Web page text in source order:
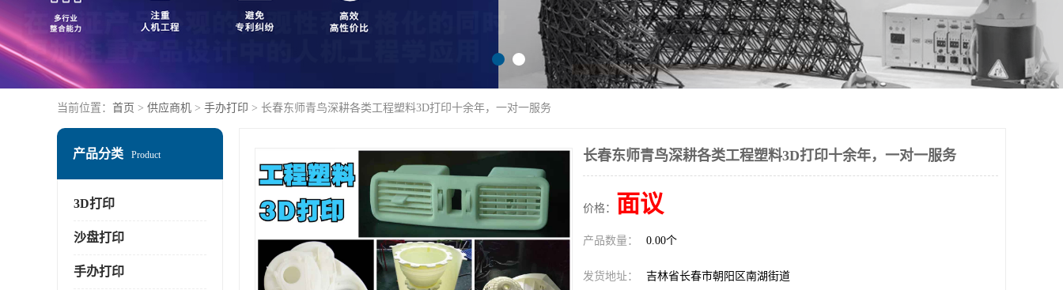
当前位置： 首页 > 供应商机 > 手办打印 > 长春东师青鸟深耕各类工程塑料3D打印十余年，一对一服务
产品分类 Product
3D打印
沙盘打印
手办打印
长春东师青鸟深耕各类工程塑料3D打印十余年，一对一服务
价格： 面议
产品数量： 0.00个
发货地址： 吉林省长春市朝阳区南湖街道